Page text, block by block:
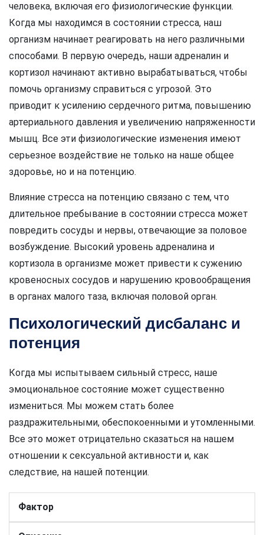
человека, включая его физиологические функции.
Когда мы находимся в состоянии стресса, наш
организм начинает реагировать на него различными
способами. В первую очередь, наши адреналин и
кортизол начинают активно вырабатываться, чтобы
помочь организму справиться с угрозой. Это
приводит к усилению сердечного ритма, повышению
артериального давления и увеличению напряженности
мышц. Все эти физиологические изменения имеют
серьезное воздействие не только на наше общее
здоровье, но и на потенцию.
Влияние стресса на потенцию связано с тем, что
длительное пребывание в состоянии стресса может
повредить сосуды и нервы, отвечающие за половое
возбуждение. Высокий уровень адреналина и
кортизола в организме может привести к сужению
кровеносных сосудов и нарушению кровообращения
в органах малого таза, включая половой орган.
Психологический дисбаланс и
потенция
Когда мы испытываем сильный стресс, наше
эмоциональное состояние может существенно
измениться. Мы можем стать более
раздражительными, обеспокоенными и утомленными.
Все это может отрицательно сказаться на нашем
отношении к сексуальной активности и, как
следствие, на нашей потенции.
Фактор